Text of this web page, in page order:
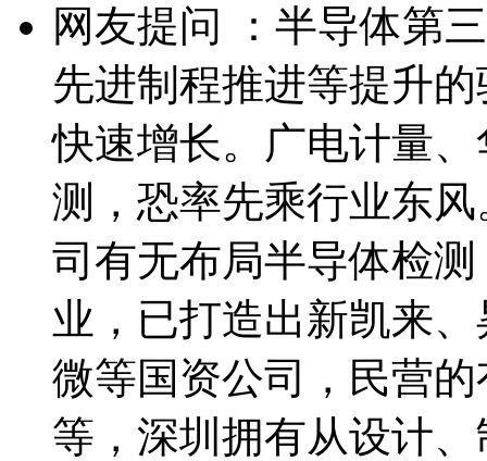
网友提问 ：半导体第
先进制程推进等提升
快速增长。广电计量
测，恐率先乘行业东
司有无布局半导体检
业，已打造出新凯来
微等国资公司，民营
等，深圳拥有从设计